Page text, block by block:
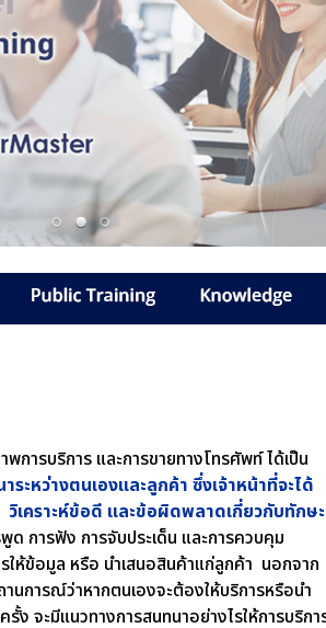
ารบริการ และการขายทางโทรศัพท์ ได้เป็น
ระหว่างตนเองและลูกค้า ซึ่งเจ้าหน้าที่จะได้
เคราะห์ข้อดี และข้อผิดพลาดเกี่ยวกับทักษะ
ด การฟัง การจับประเด็น และการควบคุม
ห้ข้อมูล หรือ นำเสนอสินค้าแก่ลูกค้า นอกจาก
นการณ์ว่าหากตนเองจะต้องให้บริการหรือนำ
ง จะมีแนวทางการสนทนาอย่างไรให้การบริกา